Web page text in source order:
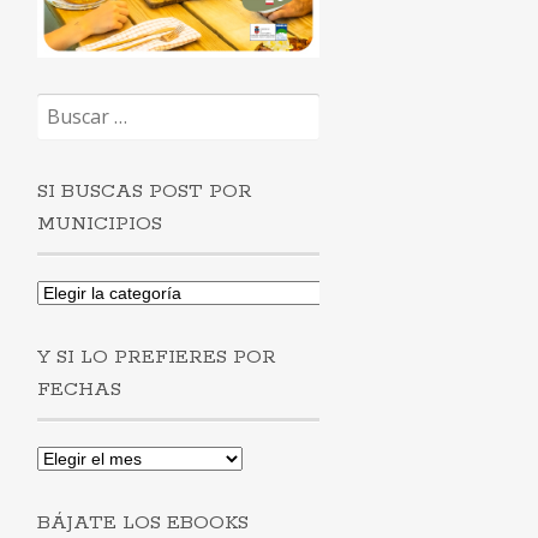
Buscar:
SI BUSCAS POST POR
MUNICIPIOS
Si
buscas
por
municipios
Y SI LO PREFIERES POR
FECHAS
Y
si
prefieres
BÁJATE LOS EBOOKS